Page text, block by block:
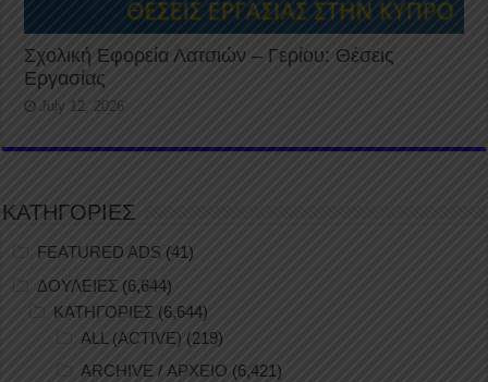
Σχολική Εφορεία Λατσιών – Γερίου: Θέσεις
Εργασίας
July 12, 2026
ΚΑΤΗΓΟΡΙΕΣ
FEATURED ADS (41)
ΔΟΥΛΕΙΕΣ (6,644)
ΚΑΤΗΓΟΡΙΕΣ (6,644)
ALL (ACTIVE) (219)
ARCHIVE / ΑΡΧΕΙΟ (6,421)